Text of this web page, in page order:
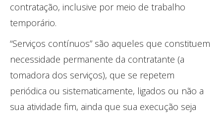
contratação, inclusive por meio de trabalho
temporário.
“Serviços contínuos” são aqueles que constituem
necessidade permanente da contratante (a
tomadora dos serviços), que se repetem
periódica ou sistematicamente, ligados ou não a
sua atividade fim, ainda que sua execução seja